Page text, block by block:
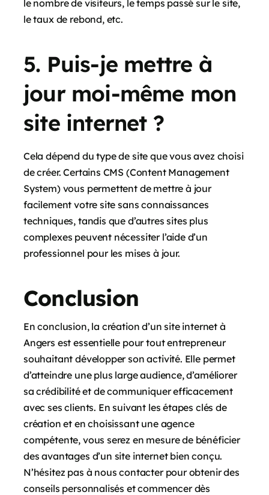
le nombre de visiteurs, le temps passé sur le site,
le taux de rebond, etc.
5. Puis-je mettre à
jour moi-même mon
site internet ?
Cela dépend du type de site que vous avez choisi
de créer. Certains CMS (Content Management
System) vous permettent de mettre à jour
facilement votre site sans connaissances
techniques, tandis que d’autres sites plus
complexes peuvent nécessiter l’aide d’un
professionnel pour les mises à jour.
Conclusion
En conclusion, la création d’un site internet à
Angers est essentielle pour tout entrepreneur
souhaitant développer son activité. Elle permet
d’atteindre une plus large audience, d’améliorer
sa crédibilité et de communiquer efficacement
avec ses clients. En suivant les étapes clés de
création et en choisissant une agence
compétente, vous serez en mesure de bénéficier
des avantages d’un site internet bien conçu.
N’hésitez pas à nous contacter pour obtenir des
conseils personnalisés et commencer dès